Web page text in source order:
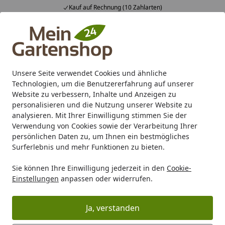
Unsere Seite verwendet Cookies und ähnliche
Technologien, um die Benutzererfahrung auf unserer
Website zu verbessern, Inhalte und Anzeigen zu
personalisieren und die Nutzung unserer Website zu
analysieren. Mit Ihrer Einwilligung stimmen Sie der
Verwendung von Cookies sowie der Verarbeitung Ihrer
persönlichen Daten zu, um Ihnen ein bestmögliches
Surferlebnis und mehr Funktionen zu bieten.
Sie können Ihre Einwilligung jederzeit in den Cookie-
Einstellungen anpassen oder widerrufen.
Ja, verstanden
Kauf auf Rechnung (10 Zahlarten)
Alle Produkte
Mein Konto
Suchen
Karibu Pools inkl. gratis Sandfilteranlage & Pool-
Starterset (Gesamtwert bis 468,99€)
Startseite
Freizeit Teichtechnik Teichbau Zubehör für Teichbau
Zubehör für Teichbau
Ihre Artikelübersicht